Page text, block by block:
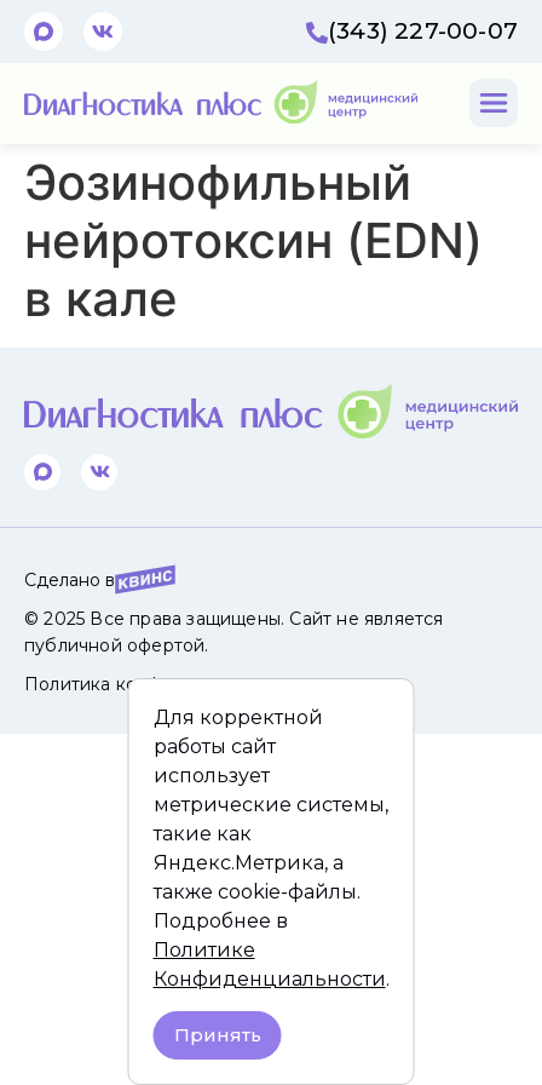
(343) 227-00-07
Эозинофильный
нейротоксин (EDN)
в кале
Сделано в
© 2025 Все права защищены. Сайт не является
публичной офертой.
Политика конфиденциальности
Для корректной
работы сайт
использует
метрические системы,
такие как
Яндекс.Метрика, а
также cookie-файлы.
Подробнее в
Политике
Конфиденциальности.
Принять